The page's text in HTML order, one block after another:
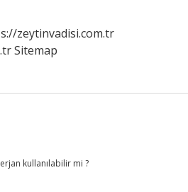
zeytinvadisi.com.tr
Sitemap
kullanılabilir mi ?